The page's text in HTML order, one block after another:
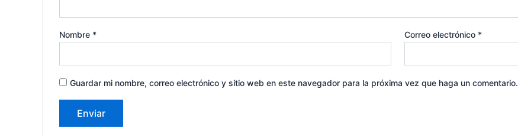
Nombre * Correo electrónico *
Guardar mi nombre, correo electrónico y sitio web en este navegador para la próxima vez que haga un comentario.